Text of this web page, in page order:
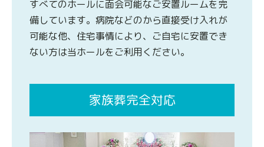
すべてのホールに面会可能なご安置ルームを完
備しています。病院などのから直接受け入れが
可能な他、住宅事情により、ご自宅に安置でき
ない方は当ホールをご利用ください。
家族葬完全対応